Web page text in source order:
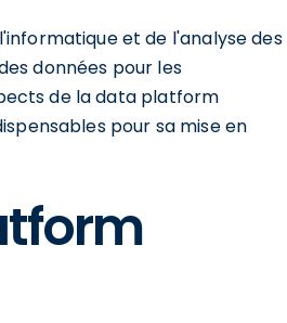
et de l'analyse des
données pour les
de la data platform
pour sa mise en